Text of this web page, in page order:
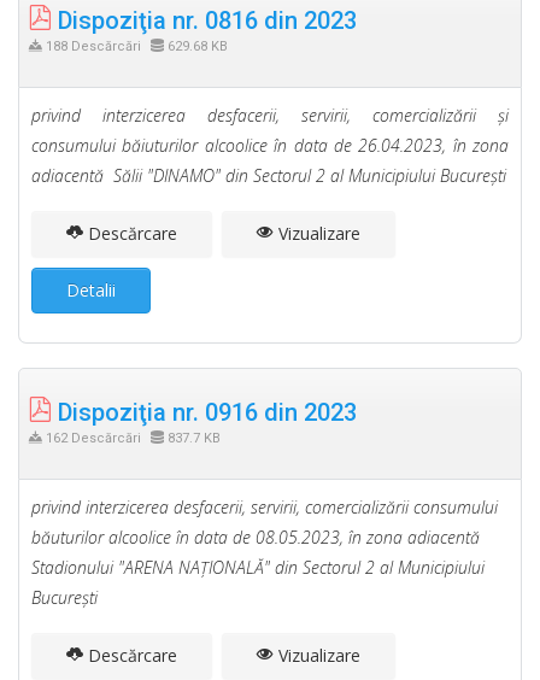
Dispoziţia nr. 0816 din 2023
188 Descărcări 629.68 KB
privind interzicerea desfacerii, servirii, comercializării şi
consumului băiuturilor alcoolice în data de 26.04.2023, în zona
adiacentă Sălii "DINAMO" din Sectorul 2 al Municipiului Bucureşti
Descărcare Vizualizare
Detalii
Dispoziţia nr. 0916 din 2023
162 Descărcări 837.7 KB
privind interzicerea desfacerii, servirii, comercializării consumului
băuturilor alcoolice în data de 08.05.2023, în zona adiacentă
Stadionului "ARENA NAŢIONALĂ" din Sectorul 2 al Municipiului
Bucureşti
Descărcare Vizualizare